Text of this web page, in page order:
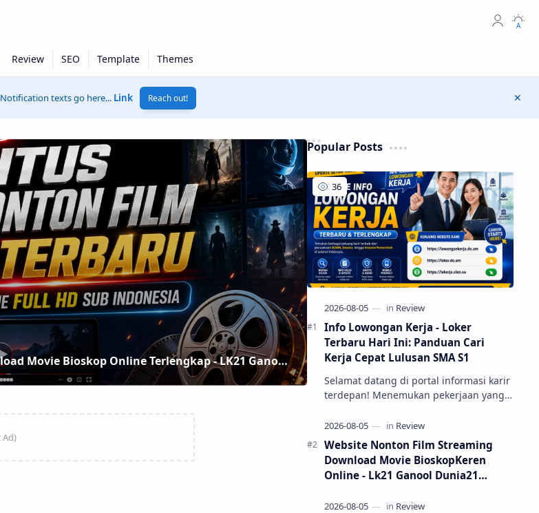
Notification texts go here... Link Reach out! Close
1234
Slide 5
Slide 6
Slide 7
Popular Posts
Info Lowongan Kerja - Loker
Terbaru Hari Ini: Panduan Cari
Kerja Cepat Lulusan SMA S1
Selamat datang di portal informasi karir
terdepan! Menemukan pekerjaan yang
merupakan impian setiap pencari kerja.
Melalui ulasan Info Lowongan Kerja -
Loker Terbaru Hari ini, kami hadir untuk
menyajikan pembaruan ...
Website Nonton Film Streaming
Download Movie BioskopKeren
Online - Lk21 Ganool Dunia21
Filmapik